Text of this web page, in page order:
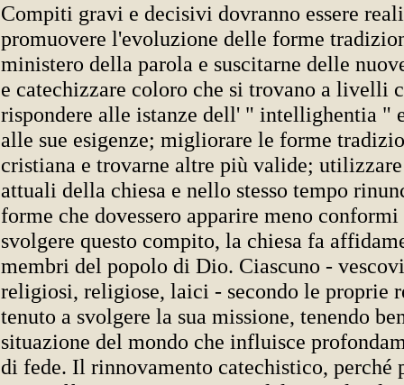
Compiti gravi e decisivi dovranno essere
promuovere l'evoluzione delle forme
ministero della parola e suscitarne delle
e catechizzare coloro che si trovano a livelli
rispondere alle istanze dell' " intellighentia "
alle sue esigenze; migliorare le forme
cristiana e trovarne altre più valide;
attuali della chiesa e nello stesso tempo
forme che dovessero apparire meno
svolgere questo compito, la chiesa fa
membri del popolo di Dio. Ciascuno -
religiosi, religiose, laici - secondo le proprie
tenuto a svolgere la sua missione, tenendo
situazione del mondo che influisce
di fede. Il rinnovamento catechistico, perché